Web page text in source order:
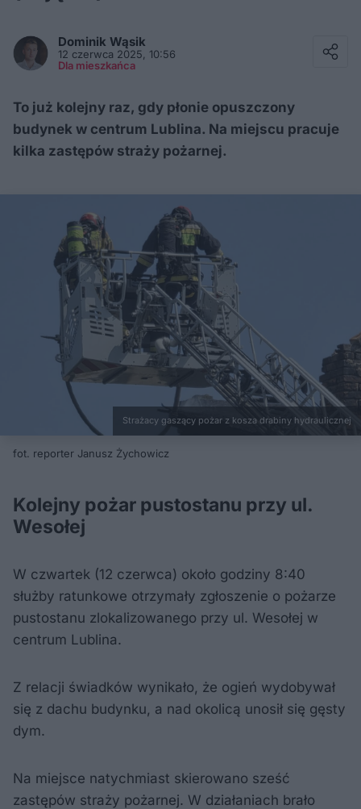
Dominik Wąsik
12 czerwca 2025, 10:56
Dla mieszkańca
To już kolejny raz, gdy płonie opuszczony
budynek w centrum Lublina. Na miejscu pracuje
kilka zastępów straży pożarnej.
Strażacy gaszący pożar z kosza drabiny hydraulicznej
fot. reporter Janusz Żychowicz
Kolejny pożar pustostanu przy ul.
Wesołej
W czwartek (12 czerwca) około godziny 8:40
służby ratunkowe otrzymały zgłoszenie o pożarze
pustostanu zlokalizowanego przy ul. Wesołej w
centrum Lublina.
Z relacji świadków wynikało, że ogień wydobywał
się z dachu budynku, a nad okolicą unosił się gęsty
dym.
Na miejsce natychmiast skierowano sześć
zastępów straży pożarnej. W działaniach brało